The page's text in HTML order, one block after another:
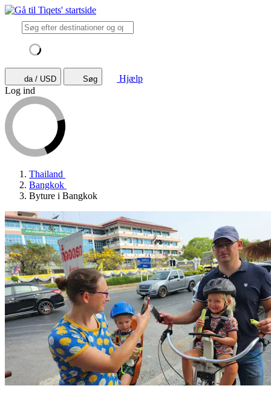
da / USD Søg
Hjælp
Log ind
Thailand
Bangkok
Byture i Bangkok